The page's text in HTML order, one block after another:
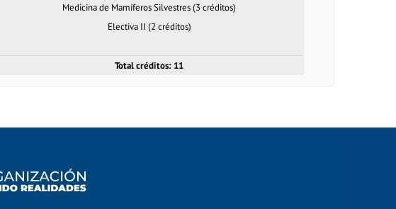
Medicina de Mamíferos Silvestres (3 créditos)
Electiva II (2 créditos)
Total créditos: 11